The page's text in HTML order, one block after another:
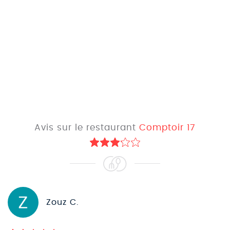
Avis sur le restaurant Comptoir 17
Zouz C.